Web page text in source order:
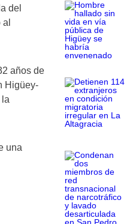
del
años de
Higüey-
una